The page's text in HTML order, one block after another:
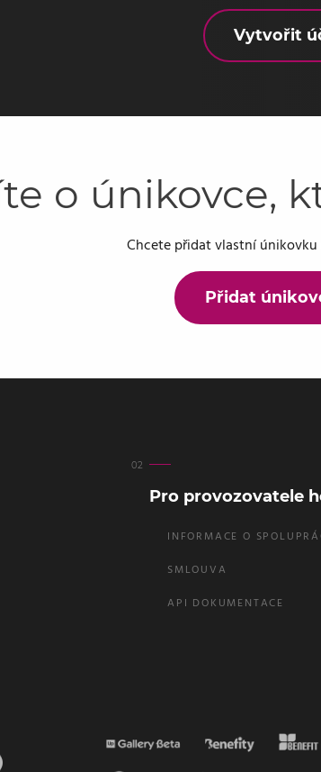
Vytvořit
o únikovce,
Chcete přidat vlastní
Přidat
Pro provozovatele
INFORMACE O
SMLOUVA
API DOKUMENTACE